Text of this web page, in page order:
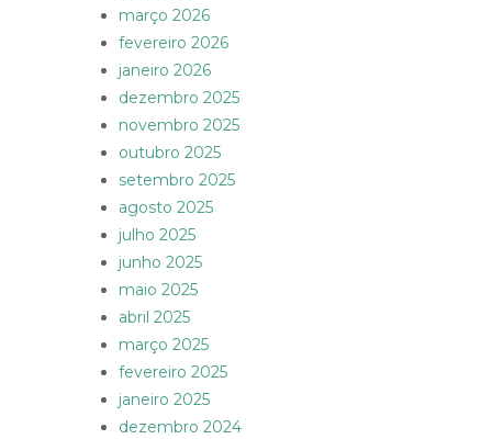
março 2026
fevereiro 2026
janeiro 2026
dezembro 2025
novembro 2025
outubro 2025
setembro 2025
agosto 2025
julho 2025
junho 2025
maio 2025
abril 2025
março 2025
fevereiro 2025
janeiro 2025
dezembro 2024